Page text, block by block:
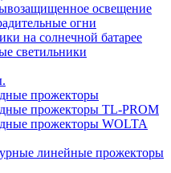
освещение
огни
на солнечной батарее
светильники
прожекторы
прожекторы TL-PROM
прожекторы WOLTA
линейные прожекторы